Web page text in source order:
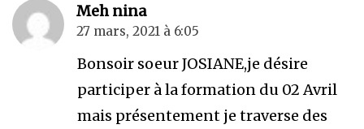
Meh nina
27 mars, 2021 à 6:05
Bonsoir soeur JOSIANE,je désire
participer à la formation du 02 Avril
mais présentement je traverse des